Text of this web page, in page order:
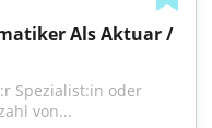
Als Aktuar /
Spezialist:in oder
von...